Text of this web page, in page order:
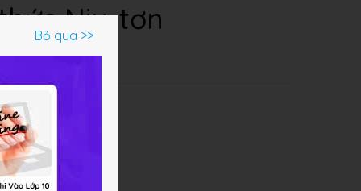
Niu-tơn
Bỏ qua >>